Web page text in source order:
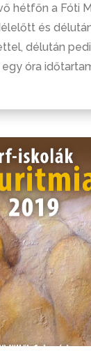
hétfőn a Fóti
és
délután
óra